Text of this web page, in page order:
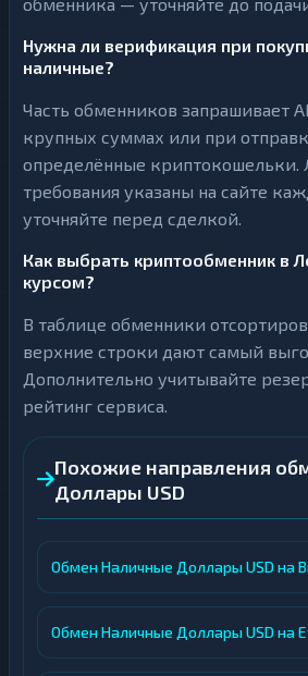
Нужна ли верификация при
наличные?
Часть обменников запрашивает
крупных суммах или при
определённые
требования указаны на сайте
уточняйте перед сделкой.
Как выбрать криптообменник в
курсом?
В таблице обменники
верхние строки дают самый
Дополнительно учитывайте
рейтинг сервиса.
Похожие направления
Доллары USD
Обмен Наличные Доллары USD на
Обмен Наличные Доллары USD на